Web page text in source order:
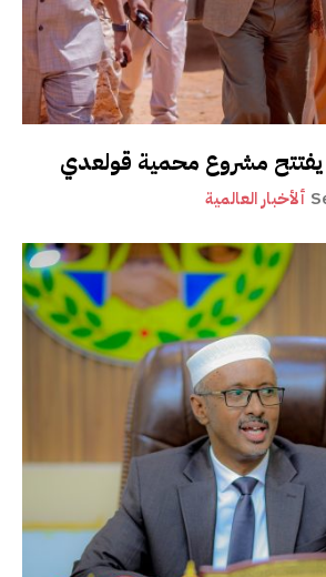
يفتتح مشروع محمية قولعدي
ألأخبار العالمية